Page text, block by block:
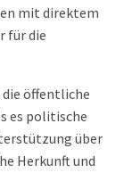
mit direktem
für die
die öffentliche
es politische
über
Herkunft und